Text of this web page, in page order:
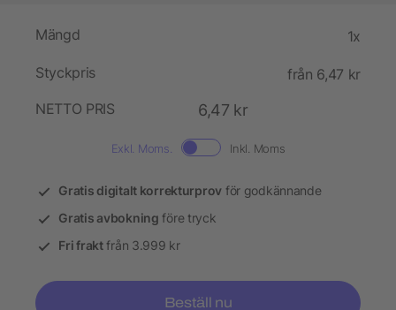
Mängd 1x
Styckpris
från 6,47 kr
NETTO PRIS
6,47 kr
Exkl. Moms. Inkl. Moms
Gratis digitalt korrekturprov för godkännande
Gratis avbokning före tryck
Fri fraktfrån 3.999 kr
Beställ nu